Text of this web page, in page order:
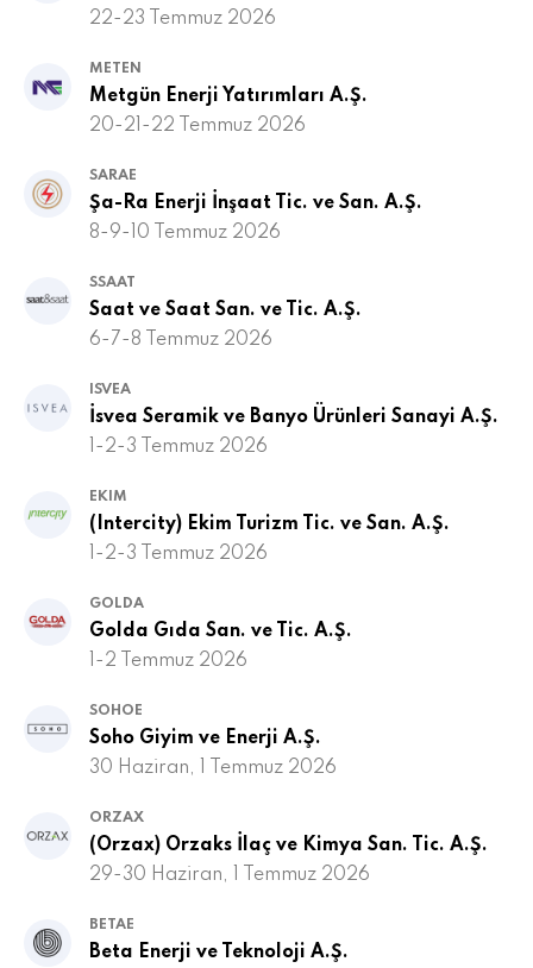
22-23 Temmuz 2026
METEN
Metgün Enerji Yatırımları A.Ş.
20-21-22 Temmuz 2026
SARAE
Şa-Ra Enerji İnşaat Tic. ve San. A.Ş.
8-9-10 Temmuz 2026
SSAAT
Saat ve Saat San. ve Tic. A.Ş.
6-7-8 Temmuz 2026
ISVEA
İsvea Seramik ve Banyo Ürünleri Sanayi A.Ş.
1-2-3 Temmuz 2026
EKIM
(Intercity) Ekim Turizm Tic. ve San. A.Ş.
1-2-3 Temmuz 2026
GOLDA
Golda Gıda San. ve Tic. A.Ş.
1-2 Temmuz 2026
SOHOE
Soho Giyim ve Enerji A.Ş.
30 Haziran, 1 Temmuz 2026
ORZAX
(Orzax) Orzaks İlaç ve Kimya San. Tic. A.Ş.
29-30 Haziran, 1 Temmuz 2026
BETAE
Beta Enerji ve Teknoloji A.Ş.